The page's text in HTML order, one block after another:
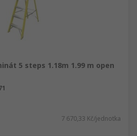
5 steps 1.18m 1.99 m open
7 670,33 Kč/jednotka